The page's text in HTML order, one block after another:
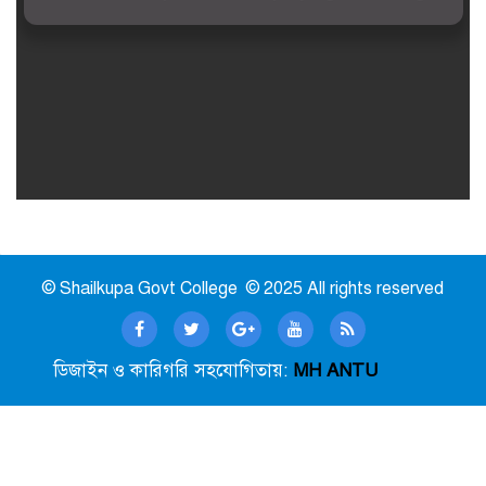
© Shailkupa Govt College © 2025 All rights reserved
ডিজাইন ও কারিগরি সহযোগিতায়: MH ANTU